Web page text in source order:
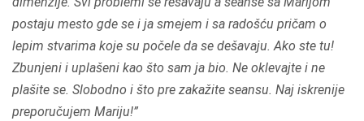
f
5
postaju mesto gde se i ja smejem i sa radošću pričam o
lepim stvarima koje su počele da se dešavaju. Ako ste tu!
Zbunjeni i uplašeni kao što sam ja bio. Ne oklevajte i ne
plašite se. Slobodno i što pre zakažite seansu. Naj iskrenije
preporučujem Mariju!